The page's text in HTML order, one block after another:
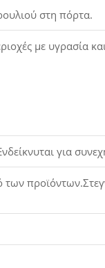
στη πόρτα.
με υγρασία
για